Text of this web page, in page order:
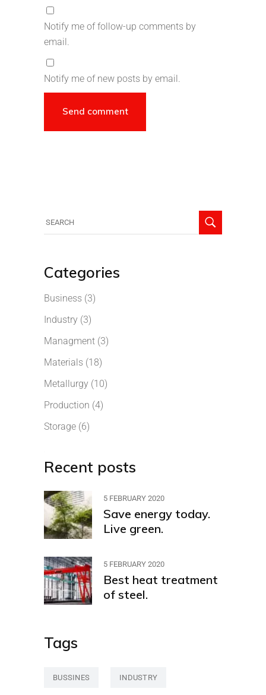
Notify me of follow-up comments by
email.
Notify me of new posts by email.
Categories
Business (3)
Industry (3)
Managment (3)
Materials (18)
Metallurgy (10)
Production (4)
Storage (6)
Recent posts
5 FEBRUARY 2020
Save energy today.
Live green.
5 FEBRUARY 2020
Best heat treatment
of steel.
Tags
BUSSINES INDUSTRY